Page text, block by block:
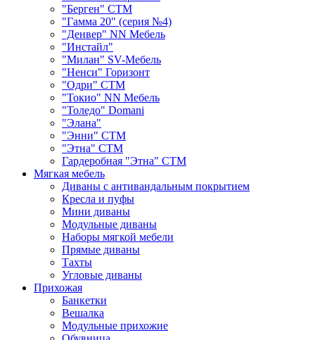
"Берген" СТМ
"Гамма 20" (серия №4)
"Денвер" NN Мебель
"Инстайл"
"Милан" SV-Мебель
"Ненси" Горизонт
"Одри" СТМ
"Токио" NN Мебель
"Толедо" Domani
"Элана"
"Энни" СТМ
"Этна" СТМ
Гардеробная "Этна" СТМ
Мягкая мебель
Диваны с антивандальным покрытием
Кресла и пуфы
Мини диваны
Модульные диваны
Наборы мягкой мебели
Прямые диваны
Тахты
Угловые диваны
Прихожая
Банкетки
Вешалка
Модульные прихожие